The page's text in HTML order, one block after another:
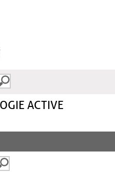
ACTIVE